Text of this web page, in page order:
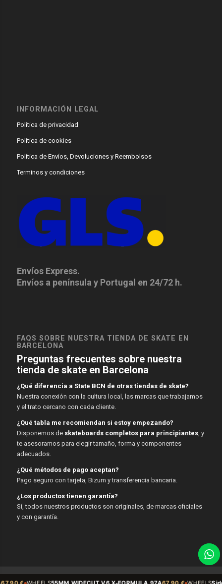
INFORMACIÓN LEGAL
Política de privacidad
Política de cookies
Política de Envíos, Devoluciones y Reembolsos
Terminos y condiciones
Envíos Express.
Envíos a península y Portugal en 24/72 h.
FAQS SOBRE NUESTRA TIENDA DE SKATE EN
BARCELONA
Preguntas frecuentes sobre nuestra
tienda de skate en Barcelona
¿Qué diferencia a State BCN de otras tiendas de skate?
Nuestra conexión con la cultura local, las marcas que trabajamos
y el trato cercano con cada cliente.
¿Qué tabla me recomiendan si estoy empezando?
Disponemos de skateboards completos para principiantes, y
te asesoramos para elegir tamaño, forma y componentes
adecuados.
¿Qué métodos de pago aceptan?
Pago seguro con tarjeta, Bizum y transferencia bancaria.
¿Los productos tienen garantía?
Sí, todos nuestros productos son originales, de marcas oficiales
y con garantía.
© Copyright - State BCN - 2026